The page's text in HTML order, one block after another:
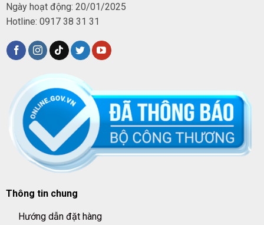
Ngày hoạt động: 20/01/2025
Hotline: 0917 38 31 31
Thông tin chung
Hướng dẫn đặt hàng